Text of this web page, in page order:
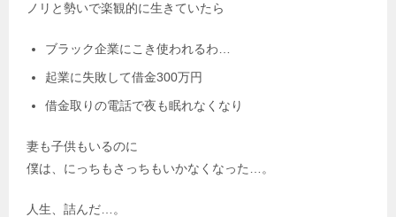
ノリと勢いで楽観的に生きていたら
ブラック企業にこき使われるわ…
起業に失敗して借金300万円
借金取りの電話で夜も眠れなくなり
妻も子供もいるのに
僕は、にっちもさっちもいかなくなった…。
人生、詰んだ…。